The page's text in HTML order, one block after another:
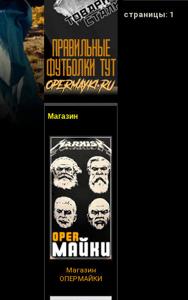
Магазин
Магазин
ОПЕРМАЙКИ
cтраницы: 1